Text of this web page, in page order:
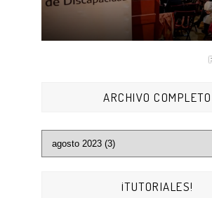
ARCHIVO COMPLETO
¡TUTORIALES!